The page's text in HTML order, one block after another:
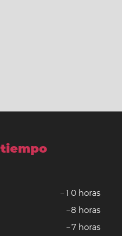
− 1 0 horas
−8 horas
−7 horas